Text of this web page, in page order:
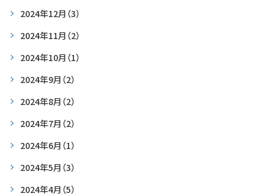
2024年12月 （3）
2024年11月 （2）
2024年10月 （1）
2024年9月 （2）
2024年8月 （2）
2024年7月 （2）
2024年6月 （1）
2024年5月 （3）
2024年4月 （5）